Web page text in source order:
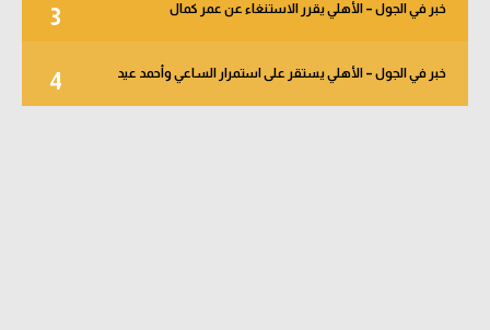
3 خبر في الجول – الأهلي يقرر الاستنغاء عن عمر كمال
4 خبر في الجول – الأهلي يستقر على استمرار الساعي وأحمد عيد